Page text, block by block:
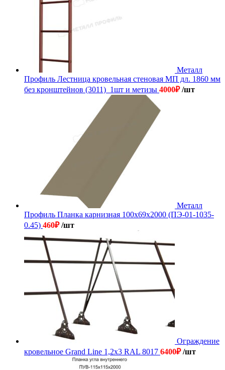
Металл
Профиль Лестница кровельная стеновая МП дл. 1860 мм
без кронштейнов (3011)_1шт и метизы 4000₽/шт
Металл
Профиль Планка карнизная 100х69х2000 (ПЭ-01-1035-
0.45) 460₽/шт
Ограждение
кровельное Grand Line 1,2х3 RAL 8017 6400₽/шт